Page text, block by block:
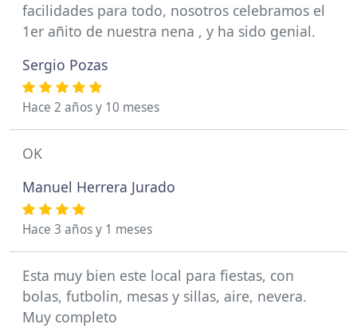
facilidades para todo, nosotros celebramos el
1er añito de nuestra nena , y ha sido genial.
Sergio Pozas
Hace 2 años y 10 meses
OK
Manuel Herrera Jurado
Hace 3 años y 1 meses
Esta muy bien este local para fiestas, con
bolas, futbolin, mesas y sillas, aire, nevera.
Muy completo